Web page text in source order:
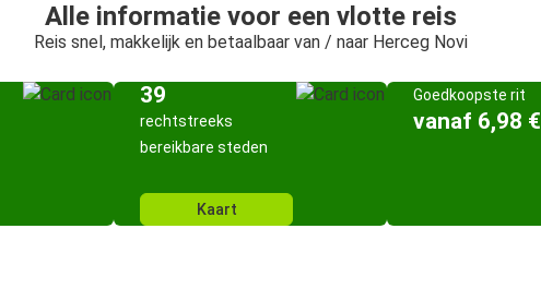
Alle informatie voor een vlotte reis
Reis snel, makkelijk en betaalbaar van / naar Herceg Novi
39
rechtstreeks
bereikbare steden
Kaart
Goedkoopste rit
vanaf 6,98 €